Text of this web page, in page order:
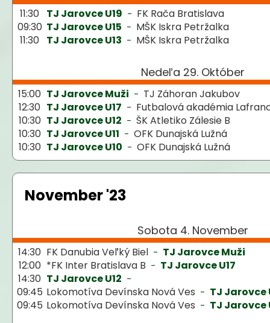
11:30 TJ Jarovce U19 - FK Rača Bratislava
09:30 TJ Jarovce U15 - MŠK Iskra Petržalka
11:30 TJ Jarovce U13 - MŠK Iskra Petržalka
Nedeľa 29. Október
15:00 TJ Jarovce Muži - TJ Záhoran Jakubov
12:30 TJ Jarovce U17 - Futbalová akadémia
10:30 TJ Jarovce U12 - ŠK Atletiko Zálesie B
10:30 TJ Jarovce U11 - OFK Dunajská Lužná
10:30 TJ Jarovce U10 - OFK Dunajská Lužná
November '23
Sobota 4. November
14:30 FK Danubia Veľký Biel - TJ Jarovce Muži
12:00 *FK Inter Bratislava B - TJ Jarovce U17
14:30 TJ Jarovce U12 -
09:45 Lokomotíva Devínska Nová Ves - TJ Jarovce
09:45 Lokomotíva Devínska Nová Ves - TJ Jarovce